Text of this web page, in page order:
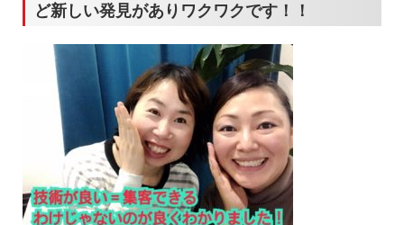
ど新しい発見がありワクワクです！！